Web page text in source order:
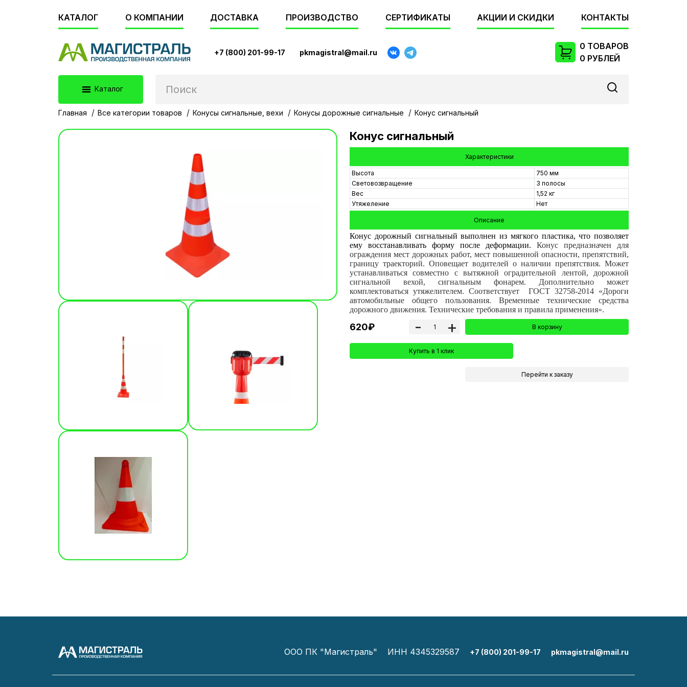
КАТАЛОГ О КОМПАНИИ ДОСТАВКА ПРОИЗВОДСТВО СЕРТИФИКАТЫ АКЦИИ И СКИДКИ КОНТАКТЫ
+7 (800) 201-99-17 pkmagistral@mail.ru
0 ТОВАРОВ
0 РУБЛЕЙ
Каталог
Главная Все категории товаров Конусы сигнальные, вехи Конусы дорожные сигнальные Конус сигнальный
Конус сигнальный
Характеристики
Высота
750 мм
Световозвращение
3 полосы
Вес
1,52 кг
Утяжеление
Нет
Описание
Конус дорожный сигнальный выполнен из мягкого пластика, что позволяет
ему восстанавливать форму после деформации. Конус предназначен для
ограждения мест дорожных работ, мест повышенной опасности, препятствий,
границу траекторий. Оповещает водителей о наличии препятствия. Может
устанавливаться совместно с вытяжной оградительной лентой, дорожной
сигнальной вехой, сигнальным фонарем. Дополнительно может
комплектоваться утяжелителем. Соответствует ГОСТ 32758-2014 «Дороги
автомобильные общего пользования. Временные технические средства
дорожного движения. Технические требования и правила применения».
620₽ - + В корзину
Купить в 1 клик
Перейти к заказу
ООО ПК "Магистраль" ИНН 4345329587 +7 (800) 201-99-17 pkmagistral@mail.ru